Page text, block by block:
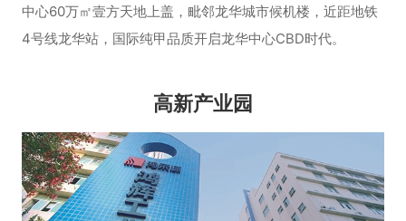
中心60万㎡壹方天地上盖，毗邻龙华城市候机楼，近距地铁
4号线龙华站，国际纯甲品质开启龙华中心CBD时代。
高新产业园